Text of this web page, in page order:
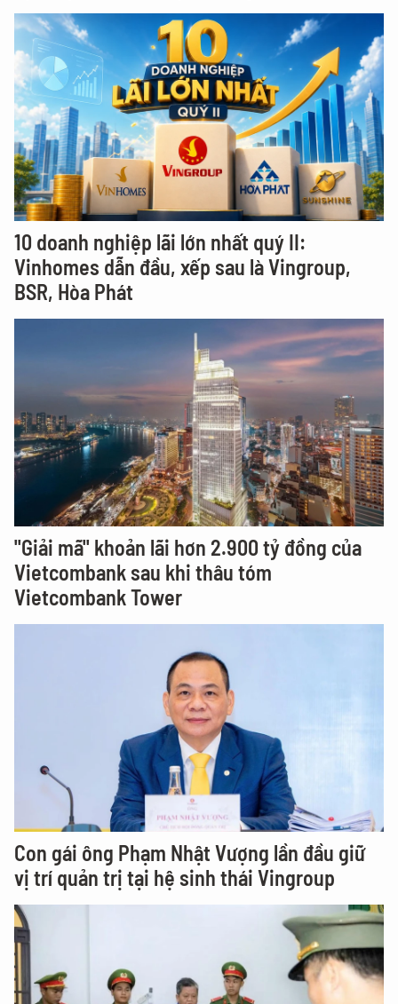
10 doanh nghiệp lãi lớn nhất quý II:
Vinhomes dẫn đầu, xếp sau là Vingroup,
BSR, Hòa Phát
"Giải mã" khoản lãi hơn 2.900 tỷ đồng của
Vietcombank sau khi thâu tóm
Vietcombank Tower
Con gái ông Phạm Nhật Vượng lần đầu giữ
vị trí quản trị tại hệ sinh thái Vingroup